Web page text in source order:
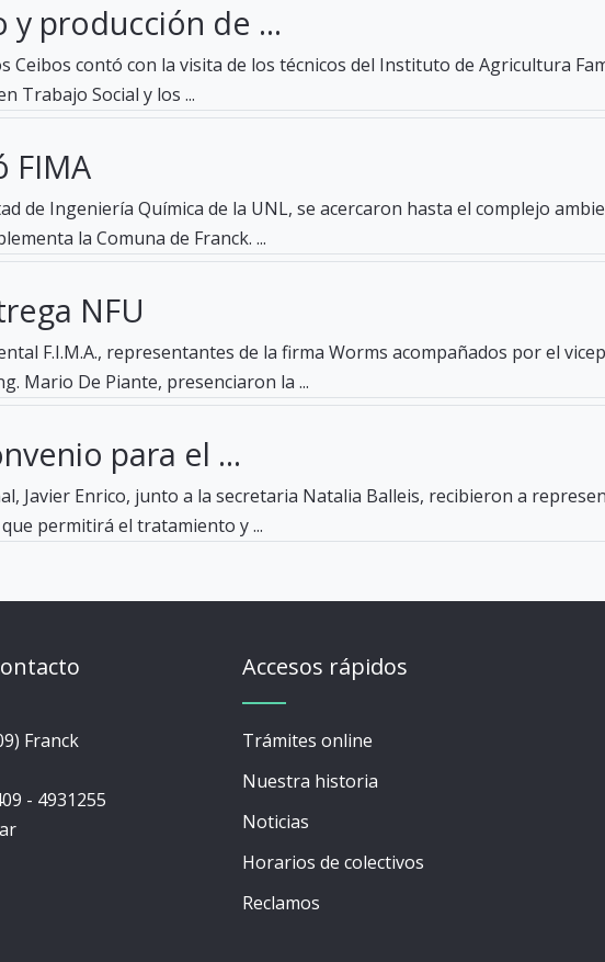
y producción de ...
Ceibos contó con la visita de los técnicos del Instituto de Agricultura
Trabajo Social y los ...
FIMA
de Ingeniería Química de la UNL, se acercaron hasta el complejo
la Comuna de Franck. ...
NFU
F.I.M.A., representantes de la firma Worms acompañados por el
Mario De Piante, presenciaron la ...
para el ...
Javier Enrico, junto a la secretaria Natalia Balleis, recibieron a
permitirá el tratamiento y ...
Franck
- 4931255
Accesos rápidos
Trámites online
Nuestra historia
Noticias
Horarios de colectivos
Reclamos